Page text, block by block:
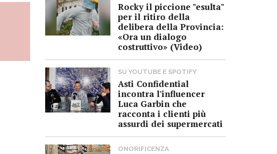
Rocky il piccione "esulta"
per il ritiro della
delibera della Provincia:
«Ora un dialogo
costruttivo» (Video)
SU YOUTUBE E SPOTIFY
Asti Confidential
incontra l'influencer
Luca Garbin che
racconta i clienti più
assurdi dei supermercati
ONORIFICENZA